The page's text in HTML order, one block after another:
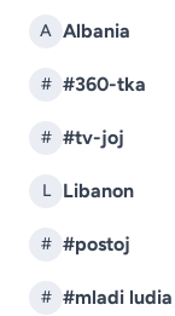
A Albania
# #360-tka
# #tv-joj
L Libanon
# #postoj
# #mladi ludia